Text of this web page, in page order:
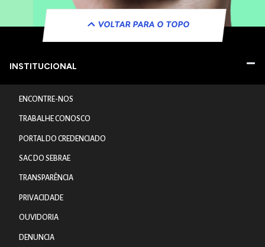
VOLTAR PARA O TOPO
INSTITUCIONAL
ENCONTRE-NOS
TRABALHE CONOSCO
PORTAL DO CREDENCIADO
SAC DO SEBRAE
TRANSPARÊNCIA
PRIVACIDADE
OUVIDORIA
DENUNCIA